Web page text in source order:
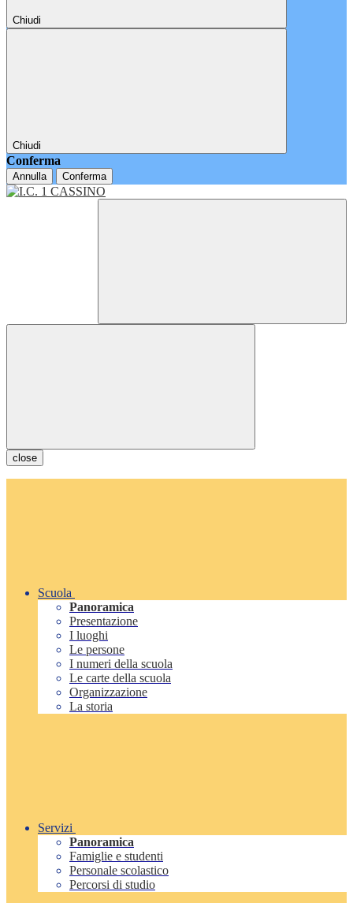
Chiudi
Chiudi
Conferma
Annulla Conferma
close
Scuola
Panoramica
Presentazione
I luoghi
Le persone
I numeri della scuola
Le carte della scuola
Organizzazione
La storia
Servizi
Panoramica
Famiglie e studenti
Personale scolastico
Percorsi di studio